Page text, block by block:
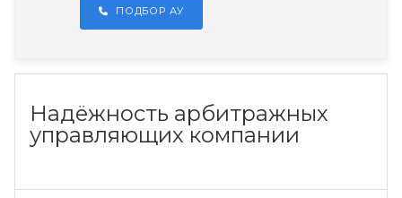
ПОДБОР АУ
Надёжность арбитражных
управляющих компании